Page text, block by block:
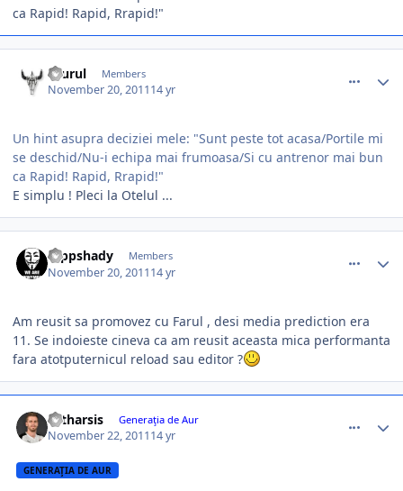
ca Rapid! Rapid, Rrapid!"
Taurul Members
November 20, 201114 yr
Un hint asupra deciziei mele: "Sunt peste tot acasa/Portile mi
se deschid/Nu-i echipa mai frumoasa/Si cu antrenor mai bun
ca Rapid! Rapid, Rrapid!"
E simplu ! Pleci la Otelul ...
rappshady Members
November 20, 201114 yr
Am reusit sa promovez cu Farul , desi media prediction era
11. Se indoieste cineva ca am reusit aceasta mica performanta
fara atotputernicul reload sau editor ?
catharsis Generaţia de Aur
November 22, 201114 yr
GENERAŢIA DE AUR